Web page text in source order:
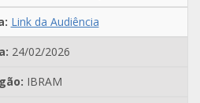
Link da Audiência
24/02/2026
IBRAM